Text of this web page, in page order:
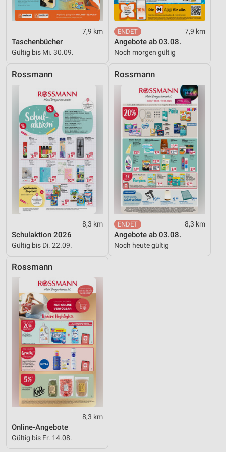
7,9 km
Taschenbücher
Gültig bis Mi. 30.09.
7,9 km
Angebote ab 03.08.
Noch morgen gültig
Rossmann
8,3 km
Schulaktion 2026
Gültig bis Di. 22.09.
Rossmann
8,3 km
Angebote ab 03.08.
Noch heute gültig
Rossmann
8,3 km
Online-Angebote
Gültig bis Fr. 14.08.
Erstellung von Profilen für personalisierte
Verwendung von Profilen zur Auswahl
personalisierter Werbung
Erstellung von Profilen zur Personalisierung
Verwendung von Profilen zur Auswahl
personalisierter Inhalte
Messung der Werbeleistung
Messung der Performance von Inhalten
Analyse von Zielgruppen durch Statistiken oder
Kombinationen von Daten aus verschiedenen
Quellen
Entwicklung und Verbesserung der Angebote
Verwendung reduzierter Daten zur Auswahl von
Inhalten
Verwendung genauer Standortdaten
Geräte anhand von aktiv angeforderten
Informationen identifizieren
Nicht-IAB-Verarbeitungszwecke:
Notwendig
Performance
Funktional
Werbung